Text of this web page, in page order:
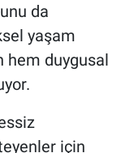
da
yaşam
hem duygusal
için